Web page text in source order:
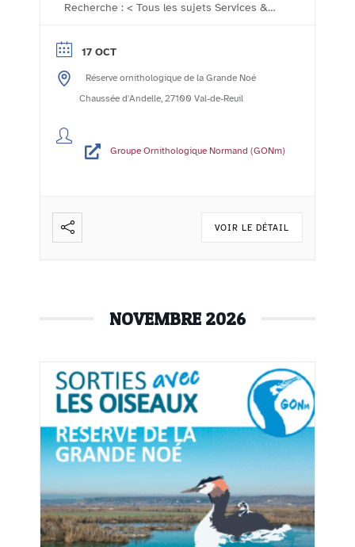
Recherche : < Tous les sujets Services &
associations Le comptoir des associations
- l'agenda de la vie associative rolivaloise
Imprimer Publié le :24/10/2023 Mis à jour
le :06/11/2023 Le Groupe Ornithologique
17 OCT
Réserve ornithologique de la Grande Noé
Chaussée d'Andelle, 27100 Val-de-Reuil
Groupe Ornithologique Normand (GONm)
VOIR LE DÉTAIL
NOVEMBRE 2026